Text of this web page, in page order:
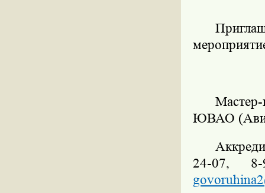
ЮВАО
24-07, 8-